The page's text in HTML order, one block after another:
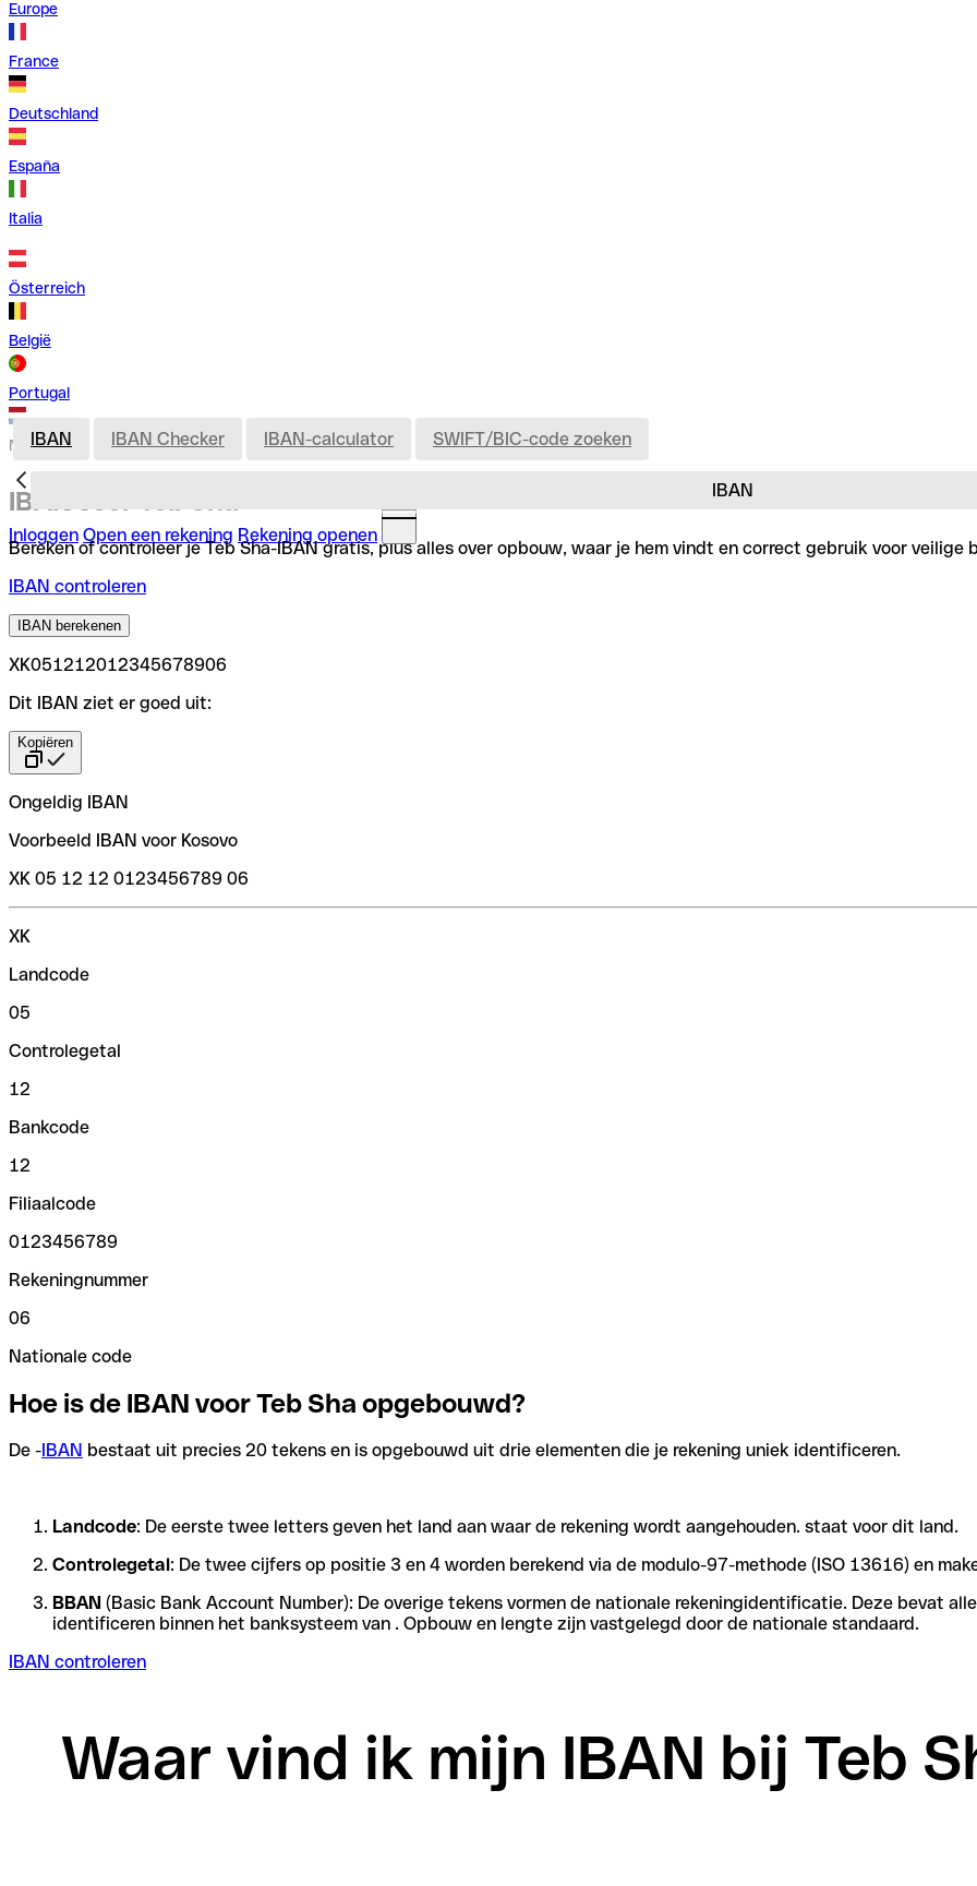
Europe
France
Deutschland
España
Italia
Österreich
België
Portugal
Nederland
Inloggen Open een rekening Rekening openen
IBAN
IBAN IBAN Checker IBAN-calculator SWIFT/BIC-code zoeken
IBAN voor Teb Sha
Bereken of controleer je Teb Sha-IBAN gratis, plus alles over opbouw, waar je hem vindt en correct gebruik voor veilige
IBAN controleren
IBAN berekenen
XK051212012345678906
Dit IBAN ziet er goed uit:
Kopiëren
Ongeldig IBAN
Voorbeeld IBAN voor Kosovo
XK 05 12 12 0123456789 06
XK
Landcode
05
Controlegetal
12
Bankcode
12
Filiaalcode
0123456789
Rekeningnummer
06
Nationale code
Hoe is de IBAN voor Teb Sha opgebouwd?
De -IBAN bestaat uit precies 20 tekens en is opgebouwd uit drie elementen die je rekening uniek identificeren.
Landcode
: De eerste twee letters geven het land aan waar de rekening wordt aangehouden. staat voor dit land.
Controlegetal: De twee cijfers op positie 3 en 4 worden berekend via de modulo-97-methode (ISO 13616) en
BBAN (Basic Bank Account Number): De overige tekens vormen de nationale rekeningidentificatie. Deze bevat
identificeren binnen het banksysteem van . Opbouw en lengte zijn vastgelegd door de nationale standaard.
IBAN controleren
Waar vind ik mijn IBAN bij Teb